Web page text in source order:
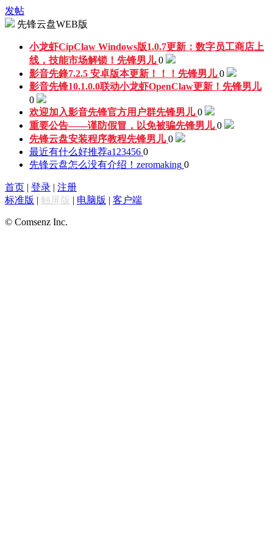
发帖
先锋云盘WEB版
小龙虾CipClaw Windows版1.0.7更新：数字员工商店上
线，技能市场解锁！ 先锋男儿 0
影音先鋒7.2.5 安卓版本更新！！！ 先锋男儿 0
影音先锋10.1.0.0联动小龙虾OpenClaw更新！ 先锋男儿
0
欢迎加入影音先锋官方用户群先锋男儿 0
重要公告——谨防假冒，以免被骗先锋男儿 0
先锋云盘安装程序教程先锋男儿 0
最近有什么好推荐a123456 0
先锋云盘怎么没有介绍！ zeromaking 0
首页 | 登录 | 注册
标准版 | 触屏版 | 电脑版 | 客户端
© Comsenz Inc.